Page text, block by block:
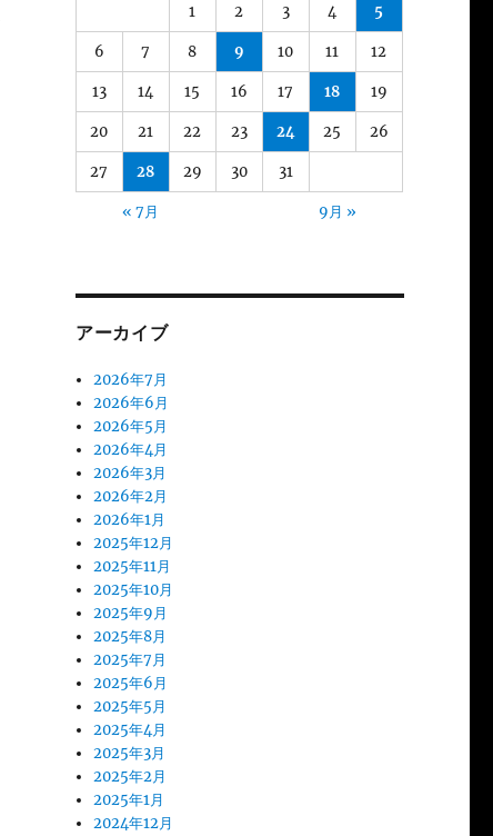
1 2 3 4 5
6 7 8 9 10 11 12
13 14 15 16 17 18 19
20 21 22 23 24 25 26
27 28 29 30 31
« 7月 9月 »
アーカイブ
2026年7月
2026年6月
2026年5月
2026年4月
2026年3月
2026年2月
2026年1月
2025年12月
2025年11月
2025年10月
2025年9月
2025年8月
2025年7月
2025年6月
2025年5月
2025年4月
2025年3月
2025年2月
2025年1月
2024年12月